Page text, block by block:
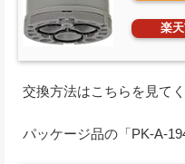
楽
交換方法はこちらを見て
パッケージ品の「PK-A-